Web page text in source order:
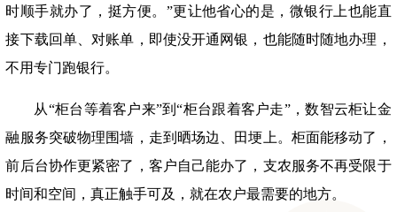
时顺手就办了，挺方便。 ”更让他省心的是，微银行上也能直
接下载回单、对账单，即使没开通网银，也能随时随地办理，
不用专门跑银行。
从“柜台等着客户来”到“柜台跟着客户走”，数智云柜让金
融服务突破物理围墙，走到晒场边、田埂上。柜面能移动了，
前后台协作更紧密了，客户自己能办了，支农服务不再受限于
时间和空间，真正触手可及，就在农户最需要的地方。